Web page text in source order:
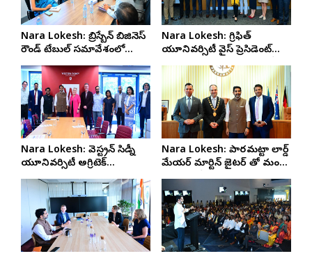
Nara Lokesh: బ్రిస్బేన్ బిజినెస్
రౌండ్ టేబుల్ సమావేశంలో
మంత్రి లోకేష్
Nara Lokesh: గ్రిఫిత్
యూనివర్సిటీ వైస్ ప్రెసిడెంట్
మార్నీ వాట్సన్ తో లోకేష్ భేటీ
Nara Lokesh: వెస్ట్రన్ సిడ్నీ
యూనివర్సిటీ అగ్రిటెక్
పరిశోధకులతో మంత్రి లోకేష్
భేటీ
Nara Lokesh: పారమట్టా లార్డ్
మేయర్ మార్టిన్ జైటర్ తో మంత్రి
లోకేష్ భేటీ